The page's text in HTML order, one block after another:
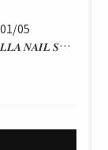
05
_𝑼𝑳𝑺𝑻𝑬𝑳𝑳𝑨 𝑵𝑨𝑰𝑳 𝑺𝑻𝑼𝑫𝑰𝑶 𝒃𝒚 𝒂𝒌𝒂𝒏...